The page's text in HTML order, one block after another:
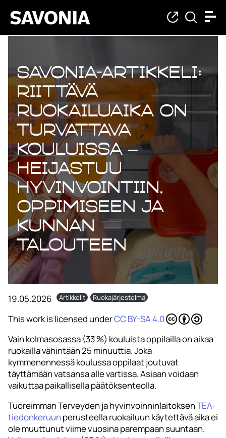
Savonia-artikkeli:
Riittävä
ruokailuaika on
turvattava
kouluissa –
heijastuu
hyvinvointiin,
oppimiseen ja
kunnan
talouteen
19.05.2026 Artikkelit Ruokajärjestelmä
This work is licensed underCC BY-SA 4.0
Vain kolmasosassa (33 %) kouluista oppilailla on aikaa
ruokailla vähintään 25 minuuttia. Joka
kymmenennessä koulussa oppilaat joutuvat
täyttämään vatsansa alle vartissa. Asiaan voidaan
vaikuttaa paikallisella päätöksenteolla.
Tuoreimman Terveyden ja hyvinvoinninlaitoksenTEA-
tiedonkeruun perusteella ruokailuun käytettävä aika ei
ole muuttunut viime vuosina parempaan suuntaan.